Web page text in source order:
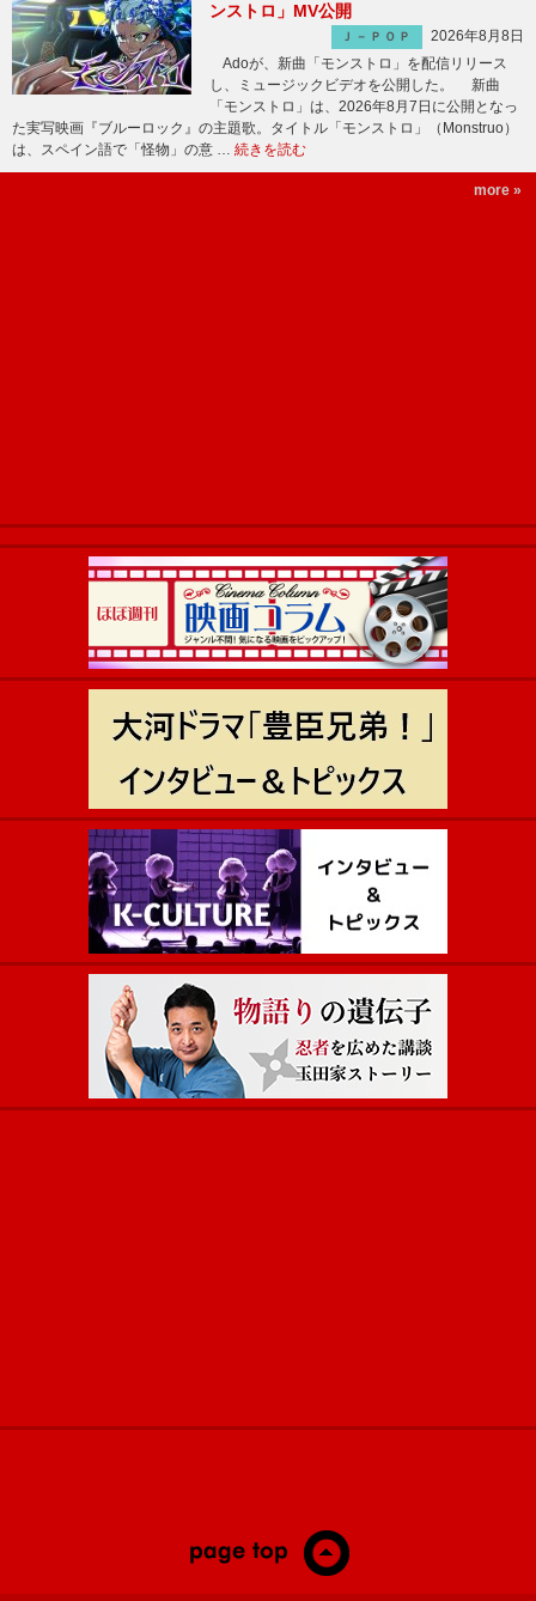
ンストロ」MV公開
Ｊ－ＰＯＰ
2026年8月8日
Adoが、新曲「モンストロ」を配信リリース
し、ミュージックビデオを公開した。 新曲
「モンストロ」は、2026年8月7日に公開となっ
た実写映画『ブルーロック』の主題歌。タイトル「モンストロ」（Monstruo）
は、スペイン語で「怪物」の意 … 続きを読む
more »